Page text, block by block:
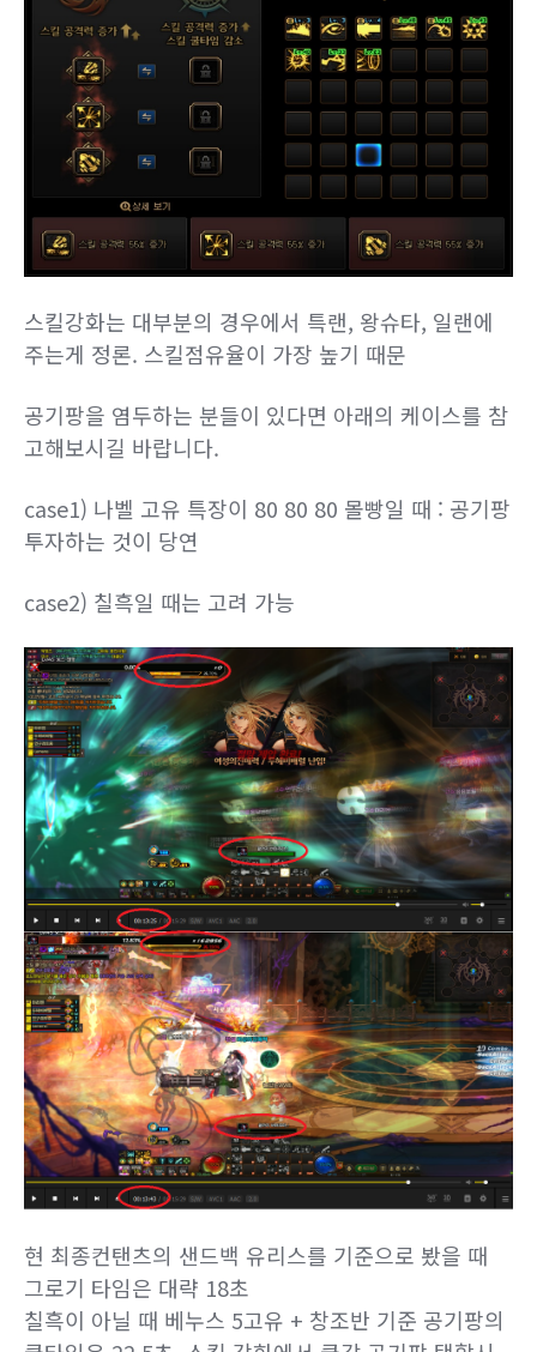
스킬강화는 대부분의 경우에서 특랜, 왕슈타, 일랜에
주는게 정론. 스킬점유율이 가장 높기 때문
공기팡을 염두하는 분들이 있다면 아래의 케이스를 참
고해보시길 바랍니다.
case1) 나벨 고유 특장이 80 80 80 몰빵일 때 : 공기팡
투자하는 것이 당연
case2) 칠흑일 때는 고려 가능
현 최종컨탠츠의 샌드백 유리스를 기준으로 봤을 때
그로기 타임은 대략 18초
칠흑이 아닐 때 베누스 5고유 + 창조반 기준 공기팡의